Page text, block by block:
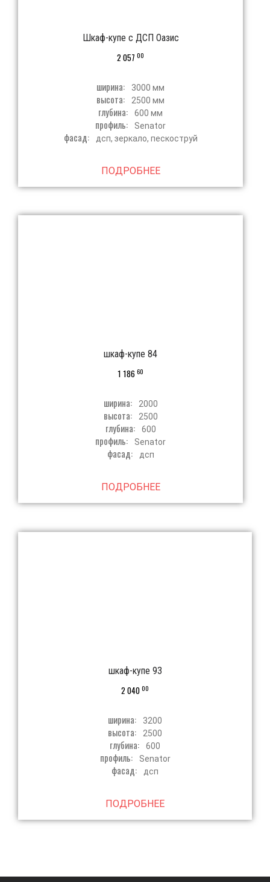
Шкаф-купе с ДСП Оазис
2 05700
ширина: 3000 мм
высота: 2500 мм
глубина: 600 мм
профиль: Senator
фасад: дсп, зеркало, пескоструй
ПОДРОБНЕЕ
шкаф-купе 84
1 18660
ширина: 2000
высота: 2500
глубина: 600
профиль: Senator
фасад: дсп
ПОДРОБНЕЕ
шкаф-купе 93
2 040 00
ширина: 3200
высота: 2500
глубина: 600
профиль: Senator
фасад: дсп
ПОДРОБНЕЕ